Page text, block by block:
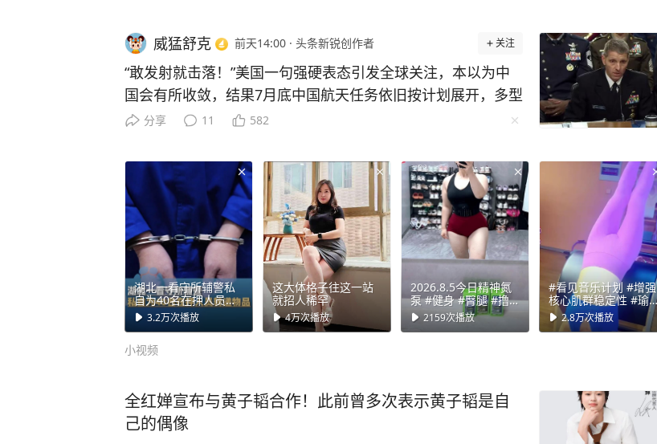
威猛舒克 前天14:00 · 头条新锐创作者 关注
“敢发射就击落！”美国一句强硬表态引发全球关注，本以为中
国会有所收敛，结果7月底中国航天任务依旧按计划展开，多型
火箭接连升空。面对美方施压，中方回应毫不退让。美国为何
7月30日上午9点，太原卫星发射中心，长征六号改运载火箭准
时点火，一箭双星，把通信技术试验卫星二十七号A/B星送入
预定轨道，用途写得明明白白：卫星通信、广播电视、数据传
输。 而几天前，美国太空军作战部队司令在公开研讨会上放
话：要发展进攻性太空作战能力，要击落中国卫星，防务媒体
跟着渲染，五角大楼官员扬言“敢发射就击落”。 一个喊打喊
杀，一个照常升空。谁在虚张声势，谁在埋头赶路，一目了
然。 美国急什么？急的是北斗这件事。 7月31日北斗开通六
周年，官方宣布50颗卫星全部完成在轨升级，3月启动，分批
——以前卫星上天就定型了，想升级得花上百亿重新发射；现
在北斗在天上边飞边升级，等于把导航系统从“老年机”变成了
分享 11 582
湖北一看守所辅警私
自为40名在押人员转
递物品，传递信息或
给予特殊关照，收受
余元，黄鹤楼牌香烟
3.2万次播放
这大体格子往这一站
就招人稀罕
4万次播放
2026.8.5今日精神氮
泵 #健身 #臀腿 #撸
铁女孩的大粗腿 #保
持粗腿 #氮泵女孩 @
2159次播放
#看见音乐计划 #增强
核心肌群稳定性 #瑜
伽倒立🤸🏻 #普拉提
腿部雕刻 #紧致臀腿
2.8万次播放
小视频
全红婵宣布与黄子韬合作！此前曾多次表示黄子韬是自
己的偶像